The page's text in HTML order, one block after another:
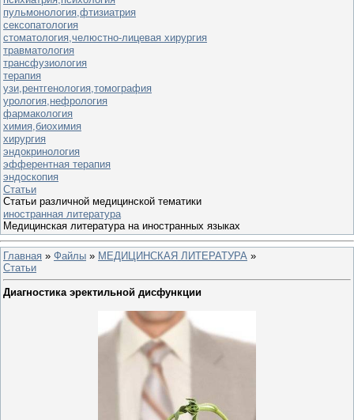
пульмонология,фтизиатрия
сексопатология
стоматология,челюстно-лицевая хирургия
травматология
трансфузиология
терапия
узи,рентгенология,томография
урология,нефрология
фармакология
химия,биохимия
хирургия
эндокринология
эфферентная терапия
эндоскопия
Статьи
Статьи различной медицинской тематики
иностранная литература
Медицинская литература на иностранных языках
Главная » Файлы » МЕДИЦИНСКАЯ ЛИТЕРАТУРА »
Статьи
Диагностика эректильной дисфункции